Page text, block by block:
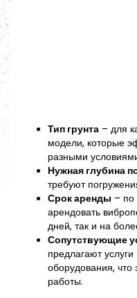
Тип грунта – для
модели, которые
разными
Нужная глубина
требуют
Срок аренды – по
арендовать
дней, так и на
Сопутствующие
предлагают
оборудования,
работы.